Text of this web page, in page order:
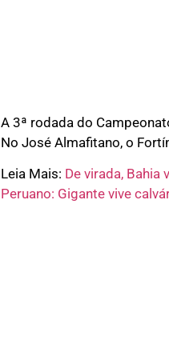
A 3ª rodada do
No José Almafitano, o
Leia Mais: De virada,
Peruano: Gigante vive